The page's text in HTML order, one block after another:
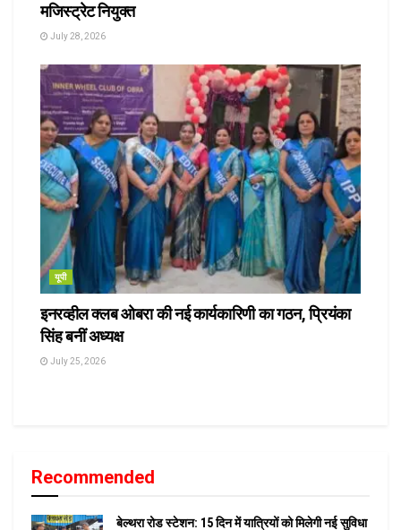
मजिस्ट्रेट नियुक्त
July 28, 2026
यूपी
इनरव्हील क्लब ओबरा की नई कार्यकारिणी का गठन, प्रियंका
सिंह बनीं अध्यक्ष
July 25, 2026
Recommended
बेल्थरा रोड स्टेशन: 15 दिन में यात्रियों को मिलेगी नई सुविधा